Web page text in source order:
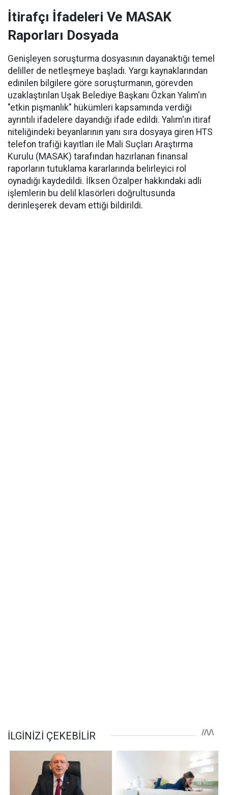
İtirafçı İfadeleri Ve MASAK
Raporları Dosyada
Genişleyen soruşturma dosyasının dayanaktığı temel
deliller de netleşmeye başladı. Yargı kaynaklarından
edinilen bilgilere göre soruşturmanın, görevden
uzaklaştırılan Uşak Belediye Başkanı Özkan Yalım'ın
"etkin pişmanlık" hükümleri kapsamında verdiği
ayrıntılı ifadelere dayandığı ifade edildi. Yalım'ın itiraf
niteliğindeki beyanlarının yanı sıra dosyaya giren HTS
telefon trafiği kayıtları ile Mali Suçları Araştırma
Kurulu (MASAK) tarafından hazırlanan finansal
raporların tutuklama kararlarında belirleyici rol
oynadığı kaydedildi. İlksen Özalper hakkındaki adli
işlemlerin bu delil klasörleri doğrultusunda
derinleşerek devam ettiği bildirildi.